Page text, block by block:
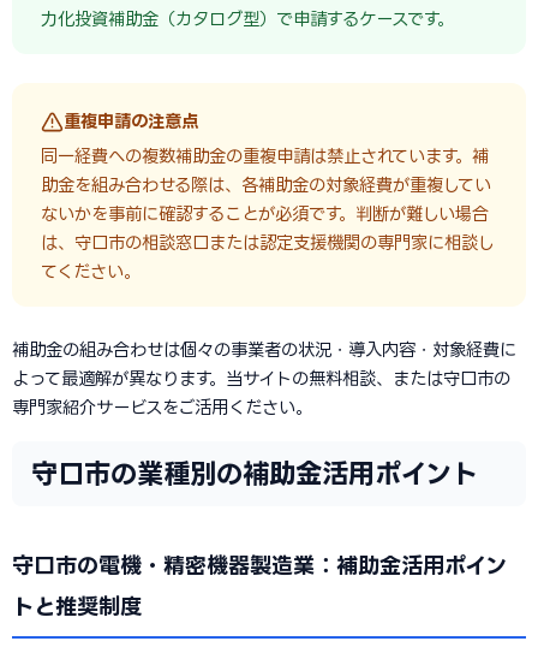
力化投資補助金（カタログ型）で申請するケースです。
重複申請の注意点
同一経費への複数補助金の重複申請は禁止されています。補
助金を組み合わせる際は、各補助金の対象経費が重複してい
ないかを事前に確認することが必須です。判断が難しい場合
は、守口市の相談窓口または認定支援機関の専門家に相談し
てください。
補助金の組み合わせは個々の事業者の状況・導入内容・対象経費に
よって最適解が異なります。当サイトの無料相談、または守口市の
専門家紹介サービスをご活用ください。
守口市の業種別の補助金活用ポイント
守口市の電機・精密機器製造業：補助金活用ポイン
トと推奨制度